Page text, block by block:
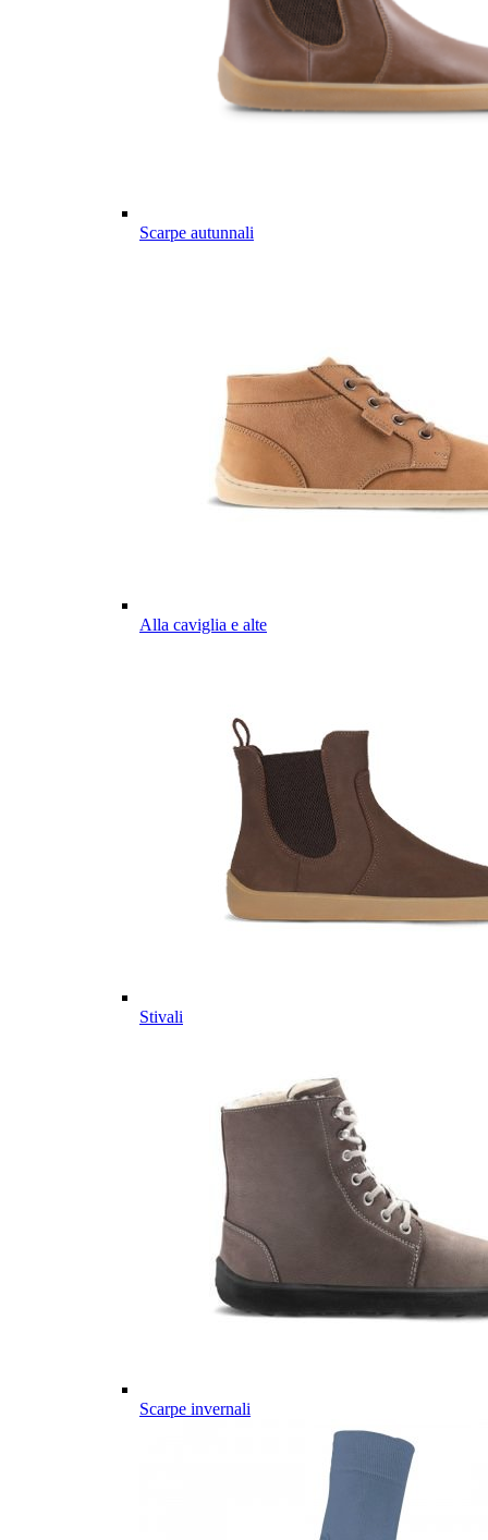
Scarpe autunnali
Alla caviglia e alte
Stivali
Scarpe invernali